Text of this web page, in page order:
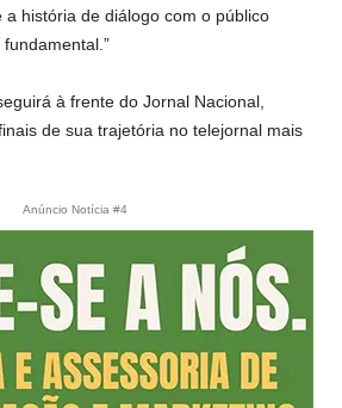
a história de diálogo com o público
à frente do Jornal Nacional,
de sua trajetória no telejornal mais
Anúncio Notícia #4